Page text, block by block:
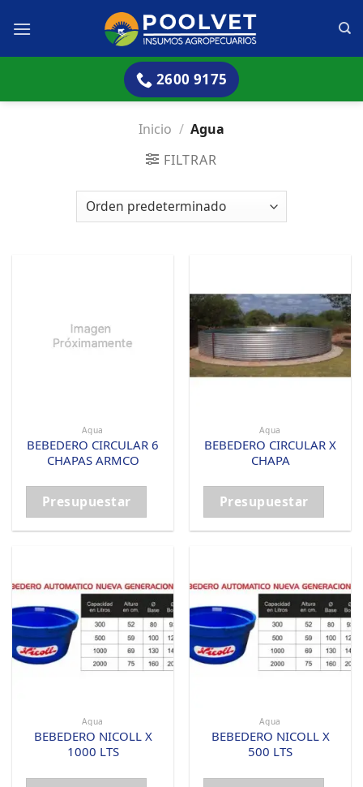
2600 9175
Inicio / Agua
FILTRAR
Agua
BEBEDERO CIRCULAR 6
CHAPAS ARMCO
Presupuestar
Agua
BEBEDERO CIRCULAR X
CHAPA
Presupuestar
Agua
BEBEDERO NICOLL X
1000 LTS
Agua
BEBEDERO NICOLL X
500 LTS